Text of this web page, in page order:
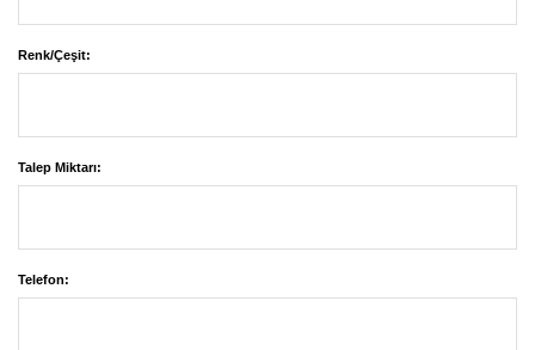
Renk/Çeşit:
Talep Miktarı:
Telefon: